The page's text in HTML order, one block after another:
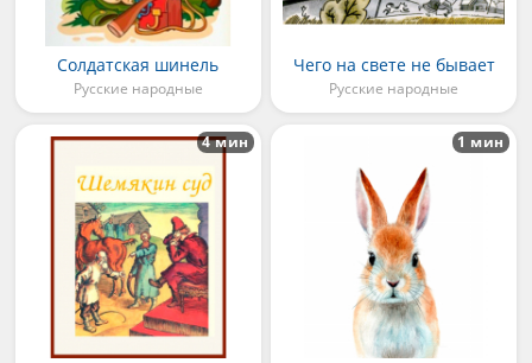
Солдатская шинель
Русские народные
Чего на свете не бывает
Русские народные
4 мин 1 мин